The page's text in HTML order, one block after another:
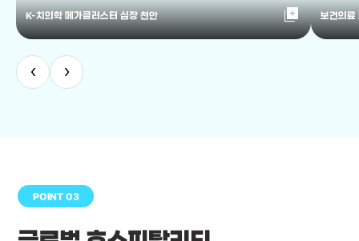
K-치의학 메가클러스터 심장 천안 library_add 보건의료
‹ ›
POINT 03